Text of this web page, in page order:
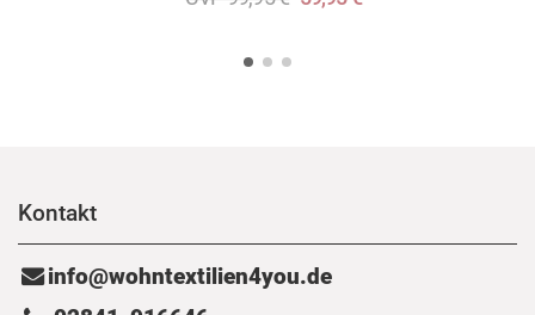
Kontakt
info@wohntextilien4you.de